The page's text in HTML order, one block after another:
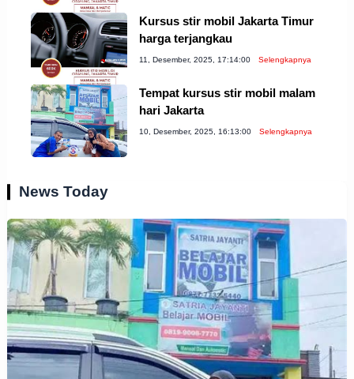
Kursus stir mobil Jakarta Timur
harga terjangkau
11, Desember, 2025, 17:14:00 Selengkapnya
Tempat kursus stir mobil malam
hari Jakarta
10, Desember, 2025, 16:13:00 Selengkapnya
News Today